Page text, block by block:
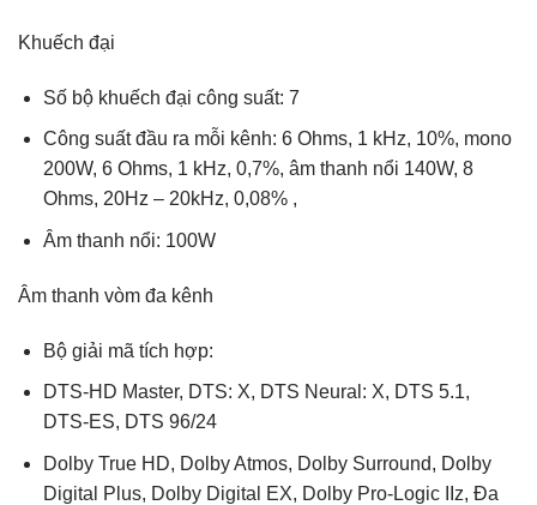
Khuếch đại
Số bộ khuếch đại công suất: 7
Công suất đầu ra mỗi kênh: 6 Ohms, 1 kHz, 10%, mono
200W, 6 Ohms, 1 kHz, 0,7%, âm thanh nổi 140W, 8
Ohms, 20Hz – 20kHz, 0,08% ,
Âm thanh nổi: 100W
Âm thanh vòm đa kênh
Bộ giải mã tích hợp:
DTS-HD Master, DTS: X, DTS Neural: X, DTS 5.1,
DTS-ES, DTS 96/24
Dolby True HD, Dolby Atmos, Dolby Surround, Dolby
Digital Plus, Dolby Digital EX, Dolby Pro-Logic IIz, Đa